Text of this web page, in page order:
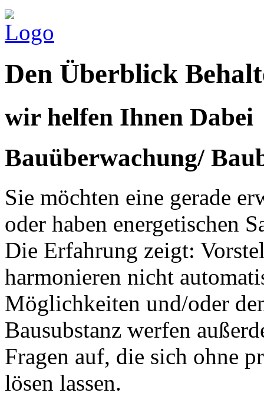
Den Überblick
wir helfen Ihnen Dabei
Bauüberwachung/
Sie möchten eine gerade
oder haben energetischen
Die Erfahrung zeigt:
harmonieren nicht
Möglichkeiten und/oder
Bausubstanz werfen
Fragen auf, die sich ohne
lösen lassen.